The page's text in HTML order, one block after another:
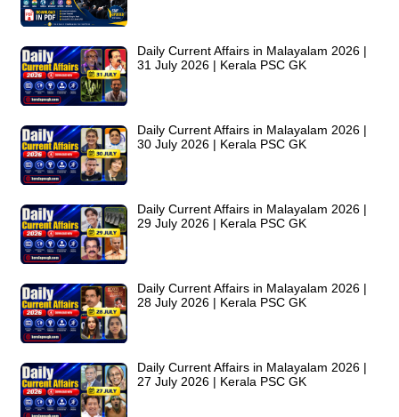
Daily Current Affairs in Malayalam 2026 |
31 July 2026 | Kerala PSC GK
Daily Current Affairs in Malayalam 2026 |
30 July 2026 | Kerala PSC GK
Daily Current Affairs in Malayalam 2026 |
29 July 2026 | Kerala PSC GK
Daily Current Affairs in Malayalam 2026 |
28 July 2026 | Kerala PSC GK
Daily Current Affairs in Malayalam 2026 |
27 July 2026 | Kerala PSC GK